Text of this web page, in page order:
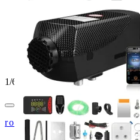
1/6
roligstation